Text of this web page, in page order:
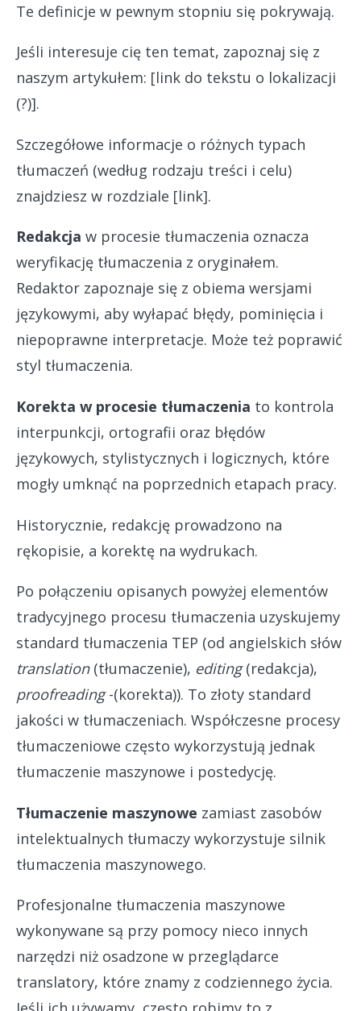
Te definicje w pewnym stopniu się pokrywają.
Jeśli interesuje cię ten temat, zapoznaj się z
naszym artykułem: [link do tekstu o lokalizacji
(?)].
Szczegółowe informacje o różnych typach
tłumaczeń (według rodzaju treści i celu)
znajdziesz w rozdziale [link].
Redakcja w procesie tłumaczenia oznacza
weryfikację tłumaczenia z oryginałem.
Redaktor zapoznaje się z obiema wersjami
językowymi, aby wyłapać błędy, pominięcia i
niepoprawne interpretacje. Może też poprawić
styl tłumaczenia.
Korekta w procesie tłumaczenia to kontrola
interpunkcji, ortografii oraz błędów
językowych, stylistycznych i logicznych, które
mogły umknąć na poprzednich etapach pracy.
Historycznie, redakcję prowadzono na
rękopisie, a korektę na wydrukach.
Po połączeniu opisanych powyżej elementów
tradycyjnego procesu tłumaczenia uzyskujemy
standard tłumaczenia TEP (od angielskich słów
translation(tłumaczenie), editing(redakcja),
proofreading-(korekta)). To złoty standard
jakości w tłumaczeniach. Współczesne procesy
tłumaczeniowe często wykorzystują jednak
tłumaczenie maszynowe i postedycję.
Tłumaczenie maszynowe zamiast zasobów
intelektualnych tłumaczy wykorzystuje silnik
tłumaczenia maszynowego.
Profesjonalne tłumaczenia maszynowe
wykonywane są przy pomocy nieco innych
narzędzi niż osadzone w przeglądarce
translatory, które znamy z codziennego życia.